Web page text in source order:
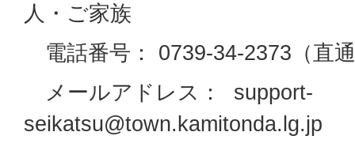
人・ご家族
電話番号： 0739-34-2373（直
メールアドレス： support-
seikatsu@town.kamitonda.lg.jp